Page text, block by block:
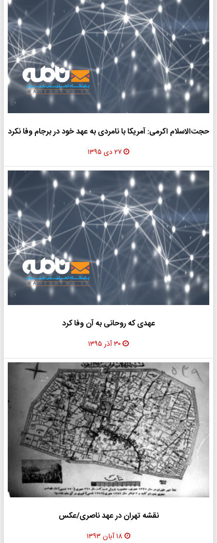
حجت‌الاسلام اکرمی: آمریکا با نامردی به عهد خود در برجام وفا نکرد
۲۷ دی ۱۳۹۵
عهدی که روحانی به آن وفا کرد
۳۰ آذر ۱۳۹۵
نقشه تهران در عهد ناصری/عکس
۱۸ آبان ۱۳۹۳